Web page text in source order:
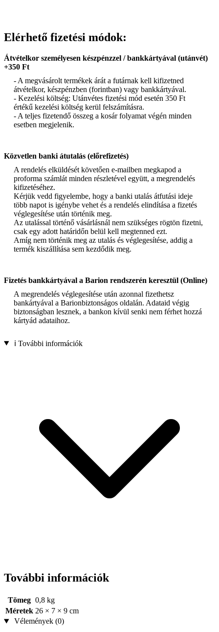
Elérhető fizetési módok:
Átvételkor személyesen készpénzzel / bankkártyával (utánvét)
+350 Ft
- A megvásárolt termékek árát a futárnak kell kifizetned
átvételkor, készpénzben (forintban) vagy bankkártyával.
- Kezelési költség: Utánvétes fizetési mód esetén 350 Ft
értékű kezelési költség kerül felszámításra.
- A teljes fizetendő összeg a kosár folyamat végén minden
esetben megjelenik.
Közvetlen banki átutalás (előrefizetés)
A rendelés elküldését követően e-mailben megkapod a
proforma számlát minden részletével együtt, a megrendelés
kifizetéséhez.
Kérjük vedd figyelembe, hogy a banki utalás átfutási ideje
több napot is igénybe vehet és a rendelés elindítása a fizetés
véglegesítése után történik meg.
Az utalással történő vásárlásnál nem szükséges rögtön fizetni,
csak egy adott határidőn belül kell megtenned ezt.
Amíg nem történik meg az utalás és véglegesítése, addig a
termék kiszállítása sem kezdődik meg.
Fizetés bankkártyával a Barion rendszerén keresztül (Online)
A megrendelés véglegesítése után azonnal fizethetsz
bankártyával a Barionbiztonságos oldalán. Adataid végig
biztonságban lesznek, a bankon kívül senki nem férhet hozzá
kártyád adataihoz.
ℹ️ További információk
További információk
Tömeg 0,8 kg
Méretek 26 × 7 × 9 cm
Vélemények (0)